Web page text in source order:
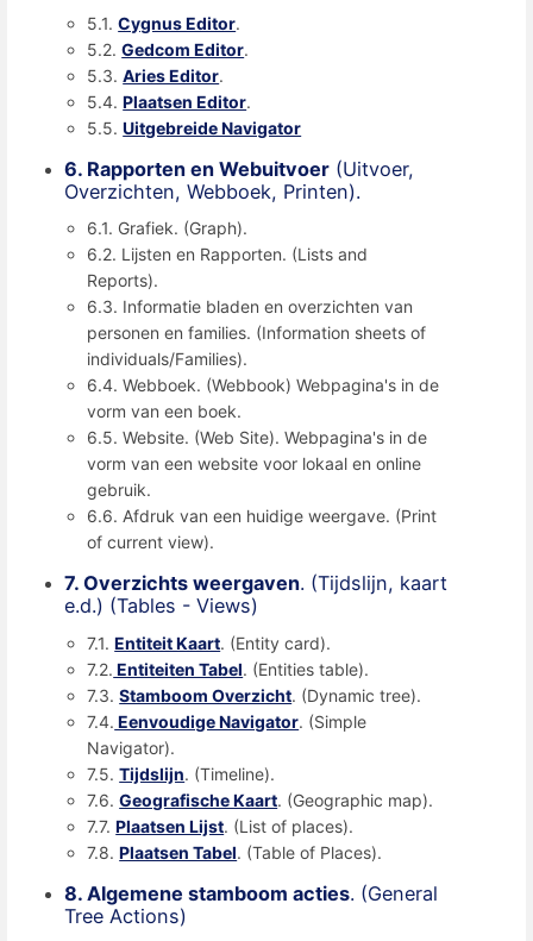
5.1.Cygnus Editor.
5.2.Gedcom Editor.
5.3.Aries Editor.
5.4.Plaatsen Editor.
5.5.Uitgebreide Navigator
6. Rapporten en Webuitvoer (Uitvoer,
Overzichten, Webboek, Printen).
6.1. Grafiek. (Graph).
6.2. Lijsten en Rapporten. (Lists and
Reports).
6.3. Informatie bladen en overzichten van
personen en families. (Information sheets of
individuals/Families).
6.4. Webboek. (Webbook) Webpagina's in de
vorm van een boek.
6.5. Website. (Web Site). Webpagina's in de
vorm van een website voor lokaal en online
gebruik.
6.6. Afdruk van een huidige weergave. (Print
of current view).
7. Overzichts weergaven. (Tijdslijn, kaart
e.d.) (Tables - Views)
7.1.Entiteit Kaart. (Entity card).
7.2. Entiteiten Tabel. (Entities table).
7.3.Stamboom Overzicht. (Dynamic tree).
7.4. Eenvoudige Navigator. (Simple
Navigator).
7.5.Tijdslijn. (Timeline).
7.6.Geografische Kaart. (Geographic map).
7.7.Plaatsen Lijst. (List of places).
7.8.Plaatsen Tabel. (Table of Places).
8. Algemene stamboom acties. (General
Tree Actions)